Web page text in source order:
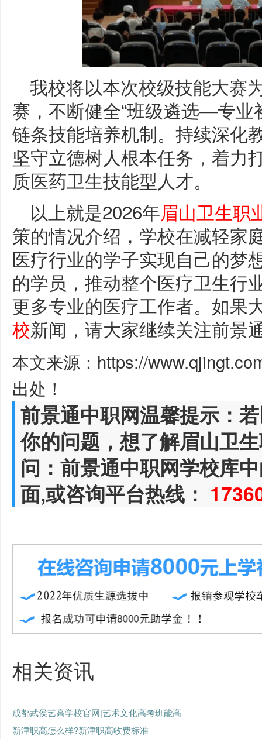
我校将以本次校级技能大赛
赛，不断健全“班级遴选—专
链条技能培养机制。持续深化
坚守立德树人根本任务，着力
质医药卫生技能型人才。
以上就是2026年眉山卫生职
策的情况介绍，学校在减轻家
医疗行业的学子实现自己的梦
的学员，推动整个医疗卫生行
更多专业的医疗工作者。如果
校新闻，请大家继续关注前景
本文来源：https://
出处！
前景通中职网温馨提示：
你的问题，想了解眉山卫
问：前景通中职网学校库
面,或咨询平台热线：
相关资讯
成都武侯艺高学校官网|艺术文化高考班能高
新津职高怎么样?新津职高收费标准